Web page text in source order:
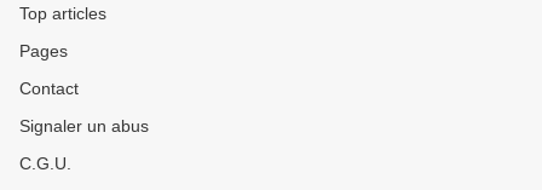
Top articles
Pages
Contact
Signaler un abus
C.G.U.